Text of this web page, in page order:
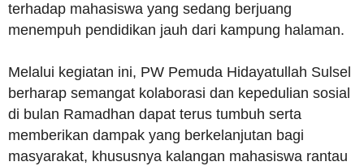
terhadap mahasiswa yang sedang berjuang
menempuh pendidikan jauh dari kampung halaman.
Melalui kegiatan ini, PW Pemuda Hidayatullah Sulsel
berharap semangat kolaborasi dan kepedulian sosial
di bulan Ramadhan dapat terus tumbuh serta
memberikan dampak yang berkelanjutan bagi
masyarakat, khususnya kalangan mahasiswa rantau